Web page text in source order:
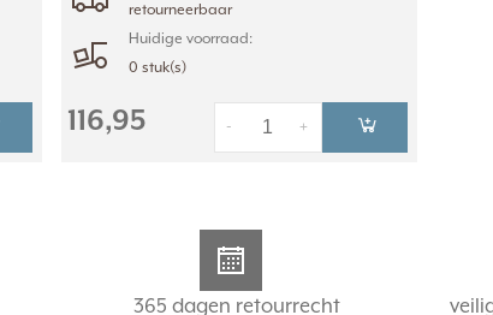
retourneerbaar
Huidige voorraad:
0 stuk(s)
116,95 +
-
365 dagen retourrecht